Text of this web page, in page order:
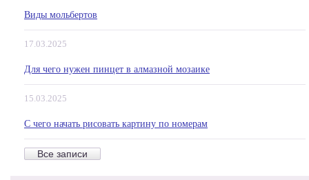
Виды мольбертов
17.03.2025
Для чего нужен пинцет в алмазной мозаике
15.03.2025
С чего начать рисовать картину по номерам
Все записи